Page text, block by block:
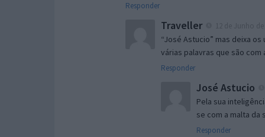
Responder
Traveller
“José Astucio” mas deixa
várias palavras que são
Responder
José Astucio
Pela sua
se com a malta da
Responder